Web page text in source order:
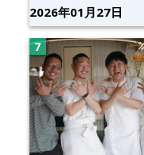
2026年01月27日